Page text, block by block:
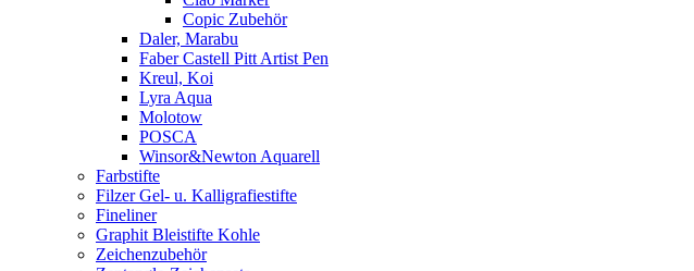
Copic Zubehör
Daler, Marabu
Faber Castell Pitt Artist Pen
Kreul, Koi
Lyra Aqua
Molotow
POSCA
Winsor&Newton Aquarell
Farbstifte
Filzer Gel- u. Kalligrafiestifte
Fineliner
Graphit Bleistifte Kohle
Zeichenzubehör